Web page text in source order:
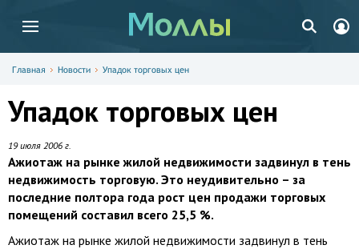
Главная Новости Упадок торговых цен
Упадок торговых цен
19 июля 2006 г.
Ажиотаж на рынке жилой недвижимости задвинул в тень
недвижимость торговую. Это неудивительно – за
последние полтора года рост цен продажи торговых
помещений составил всего 25,5 %.
Ажиотаж на рынке жилой недвижимости задвинул в тень